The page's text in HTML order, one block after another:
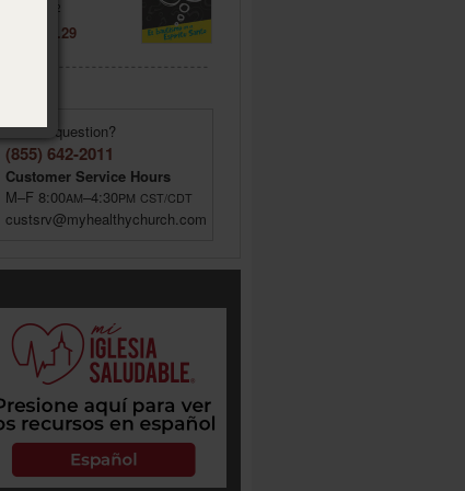
Item: 020572
Price: $ 2.29
Have a question?
(855) 642-2011
Customer Service Hours
M–F 8:00AM–4:30PM CST/CDT
custsrv@myhealthychurch.com